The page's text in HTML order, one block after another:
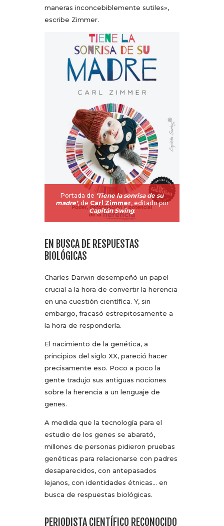
maneras inconcebiblemente sutiles»,
escribe Zimmer.
Portada de ‘Tiene la sonrisa de su
madre’, de Carl Zimmer, editado por
Capitán Swing.
EN BUSCA DE RESPUESTAS
BIOLÓGICAS
Charles Darwin desempeñó un papel
crucial a la hora de convertir la herencia
en una cuestión científica. Y, sin
embargo, fracasó estrepitosamente a
la hora de responderla.
El nacimiento de la genética, a
principios del siglo XX, pareció hacer
precisamente eso. Poco a poco la
gente tradujo sus antiguas nociones
sobre la herencia a un lenguaje de
genes.
A medida que la tecnología para el
estudio de los genes se abarató,
millones de personas pidieron pruebas
genéticas para relacionarse con padres
desaparecidos, con antepasados
lejanos, con identidades étnicas… en
busca de respuestas biológicas.
PERIODISTA CIENTÍFICO RECONOCIDO